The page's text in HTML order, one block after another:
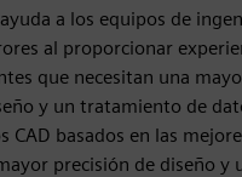
a los equipos de
al proporcionar
que necesitan una
y un tratamiento de
CAD basados en las
precisión de diseño y